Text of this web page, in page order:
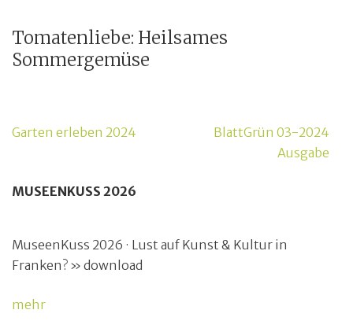
Tomatenliebe: Heilsames
Sommergemüse
Beitragsnavigation
Garten erleben 2024
BlattGrün 03-2024
Ausgabe
MUSEENKUSS 2026
MuseenKuss 2026 · Lust auf Kunst & Kultur in
Franken? » download
mehr